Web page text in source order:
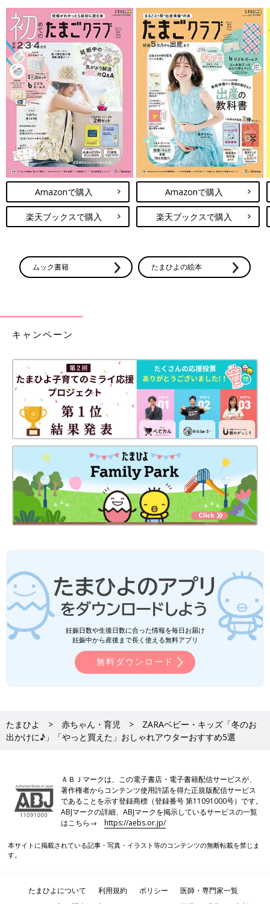
出典：Instagramアカウント「chumuchii」
chikakoさんは⁡ZARAでこちらの花柄ベストを買ったそう。こちら
のアイテムが以前売り切れた際には後悔していたそうで、在庫が
復活したタイミングでたまたまGETできたんだとか！デザインの
可愛さはもちろん、裏地のフリースが暖かいのもポイントとのこ
と♪
ZARAキッズ「冬の必須アイテム」「お
しゃれ上級者に♪」おしゃれママのお気
に入りアイテム5選
ZARAのベビー・キッズアイテムが「可愛すぎ
お子さんにピッタリなアイテムがあれば、ぜひ
毎日コーデに取り入れてみてくださいね！
いかがでしたか？どのZARAアウターもとても可愛くて、いつも
い冬のコーディネートを楽しんでください♪
(文・ナキナキ)
があります。あらかじめご了承ください。
●記事の内容は記載当時の情報であり、現在と異なる場合があり
ます。
Amazonで購入
楽天ブックスで購入
Amazonで購入
楽天ブックスで購入
ムック書籍 たまひよの絵本
キャンペーン
妊娠日数や生後日数に合った情報を毎日お届け
妊娠中から産後まで長く使える無料アプリ
無料ダウンロード
たまひよ 赤ちゃん・育児
ZARAベビー・キッズ「冬のお
出かけに♪」「やっと買えた」おしゃれアウターおすすめ5選
ＡＢＪマークは、この電子書店・電子書籍配信サービスが、
著作権者からコンテンツ使用許諾を得た正規版配信サービス
であることを示す登録商標（登録番号 第11091000号）です。
ABJマークの詳細、ABJマークを掲示しているサービスの一覧
はこちら→https://aebs.or.jp/
本サイトに掲載されている記事・写真・イラスト等のコンテンツの無断転載を禁じま
す。
たまひよについて 利用規約 ポリシー
医師・専門家一覧